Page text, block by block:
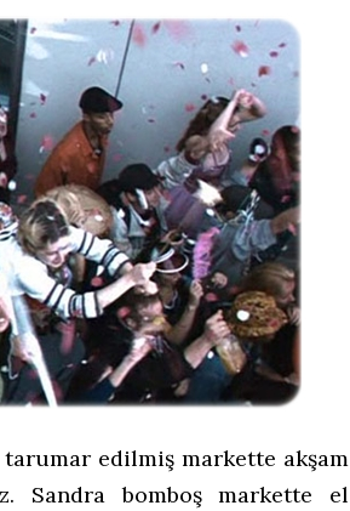
tarumar edilmiş markette akşam
Sandra bomboş markette el